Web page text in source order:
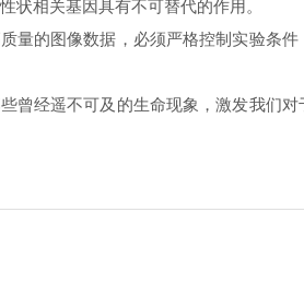
状相关基因具有不可替代的作用。
的图像数据，必须严格控制实验条件
经遥不可及的生命现象，激发我们对